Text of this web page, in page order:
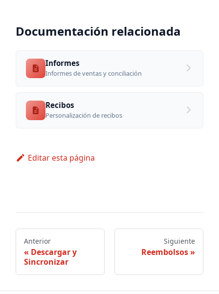
Documentación relacionada
Informes
Informes de ventas y conciliación
Recibos
Personalización de recibos
Editar esta página
Anterior
Descargar y
Sincronizar
Siguiente
Reembolsos